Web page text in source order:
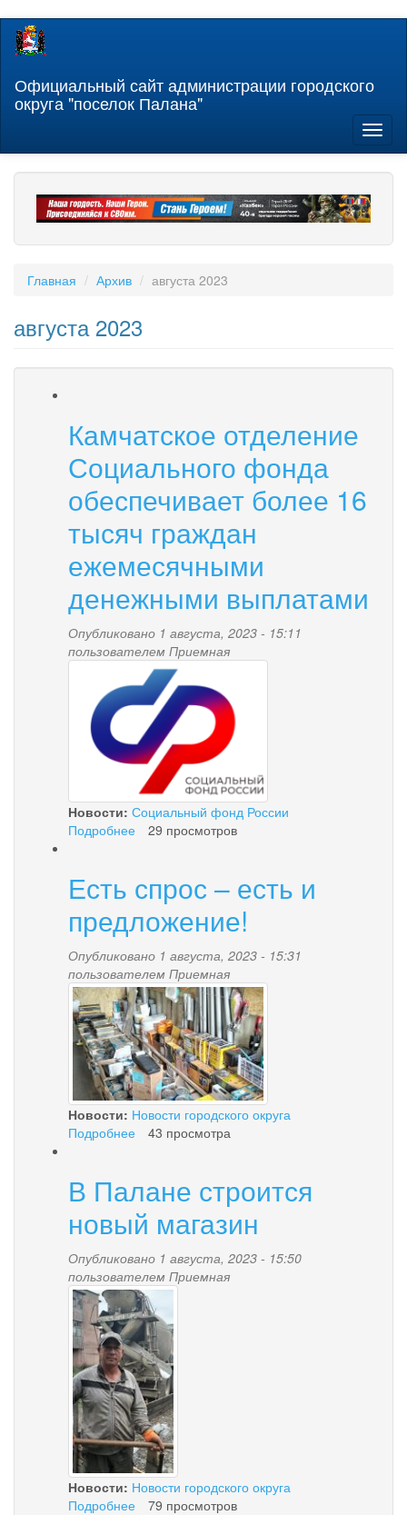
Перейти
содержанию
Официальный сайт администрации городского
округа "поселок Палана"
Главная Архив августа 2023
августа 2023
Камчатское отделение
Социального фонда
обеспечивает более 16
тысяч граждан
ежемесячными
денежными выплатами
Опубликовано 1 августа, 2023 - 15:11
пользователем Приемная
1.png
Новости: Социальный фонд России
Подробнее
Социального
фонда
обеспечивает
16
тысяч
граждан
ежемесячными
денежными
выплатами
29 просмотров
Есть спрос – есть и
предложение!
Опубликовано 1 августа, 2023 - 15:31
пользователем Приемная
8.jpg
Новости: Новости городского округа
Подробнее
–
есть
и
43 просмотра
В Палане строится
новый магазин
Опубликовано 1 августа, 2023 - 15:50
пользователем Приемная
5.jpg
Новости: Новости городского округа
Подробнее
79 просмотров